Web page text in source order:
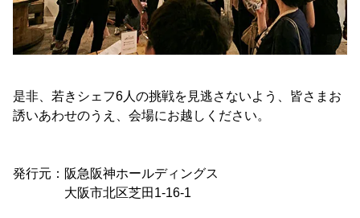
是非、若きシェフ6人の挑戦を見逃さないよう、皆さまお
誘いあわせのうえ、会場にお越しください。
発行元：阪急阪神ホールディングス
大阪市北区芝田1-16-1